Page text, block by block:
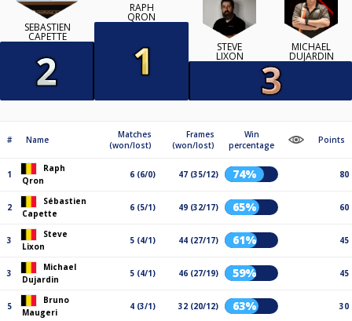
SÉBASTIEN
CAPETTE
RAPH
QRON
STEVE
LIXON
MICHAEL
DUJARDIN
# Name
Matches
(won/lost)
Frames
(won/lost)
Win
percentage
Points
1
Raph
Qron
6 (6/0) 47 (35/12) 74% 80
2
Sébastien
Capette
6 (5/1) 49 (32/17) 65% 60
3
Steve
Lixon
5 (4/1) 44 (27/17) 61% 45
3
Michael
Dujardin
5 (4/1) 46 (27/19) 59% 45
5
Bruno
Maugeri
4 (3/1) 32 (20/12) 63% 30